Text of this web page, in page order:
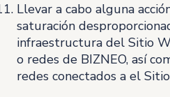
Llevar a cabo alguna
saturación
infraestructura del Sitio
o redes de BIZNEO, así
redes conectados a el